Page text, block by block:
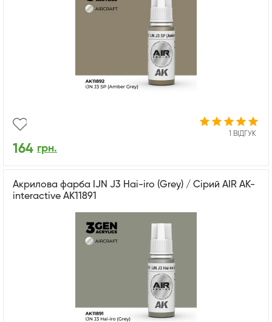
1 ВІДГУК
164 грн.
Акрилова фарба IJN J3 Hai-iro (Grey) / Сірий AIR АК-
interactive AK11891